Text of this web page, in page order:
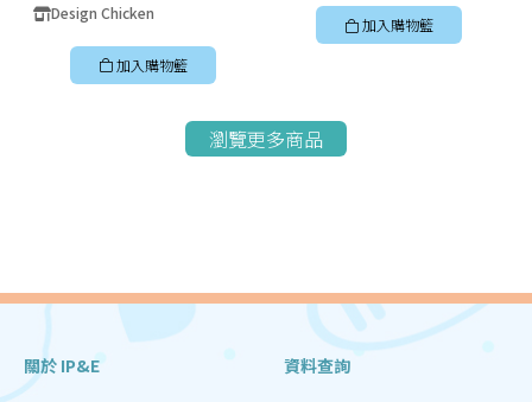
Design Chicken
加入購物籃
加入購物籃
瀏覽更多商品
關於 IP&E 資料查詢